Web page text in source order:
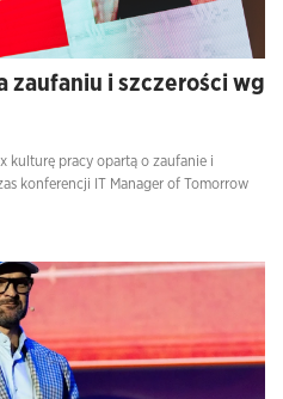
zaufaniu i szczerości wg
kulturę pracy opartą o zaufanie i
konferencji IT Manager of Tomorrow